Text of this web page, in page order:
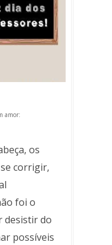
amor:
os
corrigir,
foi o
desistir do
possíveis